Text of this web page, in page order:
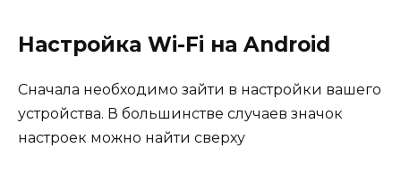
Настройка Wi-Fi на Android
Сначала необходимо зайти в настройки вашего
устройства. В большинстве случаев значок
настроек можно найти сверху